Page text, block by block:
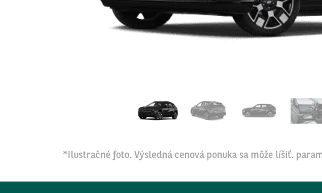
*Ilustračné foto. Výsledná cenová ponuka sa môže líšiť.